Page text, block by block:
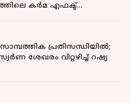
കർമ എഫക്ട്
പ്രതിസന്ധിയില്‍;
ശേഖരം വിറ്റഴിച്ച് റഷ്യ